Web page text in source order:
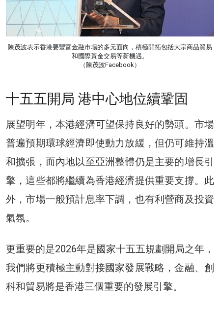
陳茂波表示香港要豐富金融市場的多元面向，積極開拓包括大宗商品貿易
和國際黃金交易等新機遇。
（陳茂波Facebook）
十五五開局 港中心地位續鞏固
展望明年，本港經濟可望保持良好的勢頭。市場
普遍預期環球經濟即使動力放緩，但仍可維持溫
和擴張，而內地以至亞洲整體仍是主要的增長引
擎，這些都將繼續為香港經濟提供重要支撐。此
外，市場一般預計息率下調，也有利營商及投資
氣氛。
更重要的是2026年是國家十五五規劃開局之年，
我們將更積極主動對接國家發展戰略，金融、創
科和貿易將是香港三個重要的發展引擎。